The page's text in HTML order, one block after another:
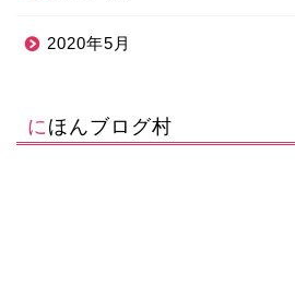
2020年5月
にほんブログ村